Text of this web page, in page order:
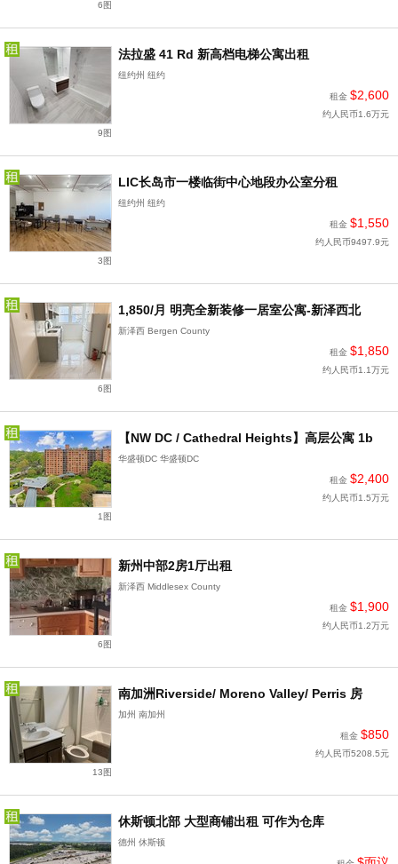
6图
9图
法拉盛 41 Rd 新高档电梯公寓出租
纽约州 纽约
租金 $2,600
约人民币1.6万元
3图
LIC长岛市一楼临街中心地段办公室分租
纽约州 纽约
租金 $1,550
约人民币9497.9元
6图
1,850/月 明亮全新装修一居室公寓-新泽西北
新泽西 Bergen County
租金 $1,850
约人民币1.1万元
1图
【NW DC / Cathedral Heights】高层公寓 1b
华盛顿DC 华盛顿DC
租金 $2,400
约人民币1.5万元
6图
新州中部2房1厅出租
新泽西 Middlesex County
租金 $1,900
约人民币1.2万元
13图
南加洲Riverside/ Moreno Valley/ Perris 房
加州 南加州
租金 $850
约人民币5208.5元
休斯顿北部 大型商铺出租 可作为仓库
德州 休斯顿